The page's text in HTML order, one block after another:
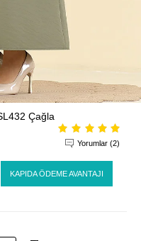
Çağla
Yorumlar (2)
KAPIDA ÖDEME AVANTAJI